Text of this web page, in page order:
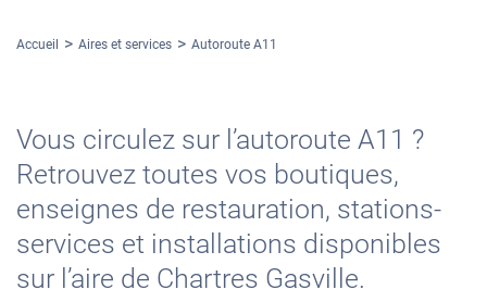
Accueil Aires et services Autoroute A11
Vous circulez sur l’autoroute A11 ?
Retrouvez toutes vos boutiques,
enseignes de restauration, stations-
services et installations disponibles
sur l’aire de Chartres Gasville.